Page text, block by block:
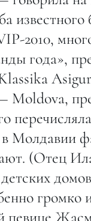
2010,
года»,
Moldova,
в Молдавии
(Отец
громко
певице